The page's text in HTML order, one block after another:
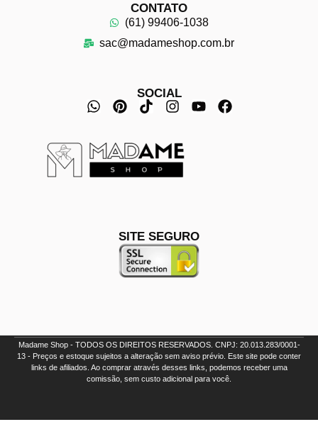
CONTATO
(61) 99406-1038
sac@madameshop.com.br
SOCIAL
SITE SEGURO
Madame Shop - TODOS OS DIREITOS RESERVADOS. CNPJ: 20.013.283/0001-
13 - Preços e estoque sujeitos a alteração sem aviso prévio. Este site pode conter
links de afiliados. Ao comprar através desses links, podemos receber uma
comissão, sem custo adicional para você.